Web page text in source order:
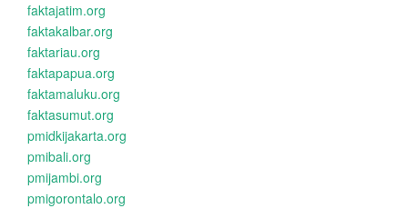
faktajatim.org
faktakalbar.org
faktariau.org
faktapapua.org
faktamaluku.org
faktasumut.org
pmidkijakarta.org
pmibali.org
pmijambi.org
pmigorontalo.org